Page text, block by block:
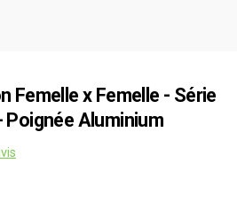
Femelle x Femelle - Série
Poignée Aluminium